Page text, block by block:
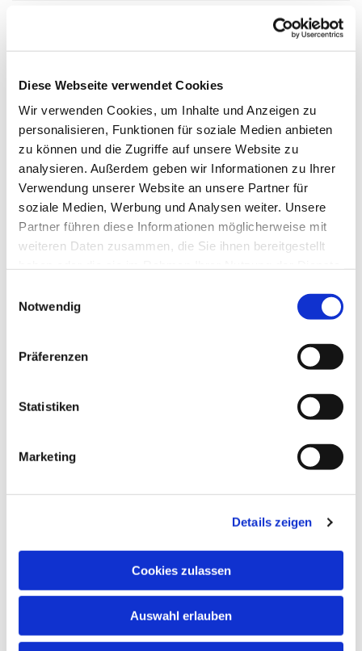
Diese Webseite verwendet Cookies
Wir verwenden Cookies, um Inhalte und Anzeigen zu
personalisieren, Funktionen für soziale Medien anbieten
zu können und die Zugriffe auf unsere Website zu
analysieren. Außerdem geben wir Informationen zu Ihrer
Verwendung unserer Website an unsere Partner für
soziale Medien, Werbung und Analysen weiter. Unsere
Partner führen diese Informationen möglicherweise mit
weiteren Daten zusammen, die Sie ihnen bereitgestellt
Notwendig
Präferenzen
Statistiken
Marketing
Details zeigen
Cookies zulassen
Auswahl erlauben
Dies könnte Sie auch